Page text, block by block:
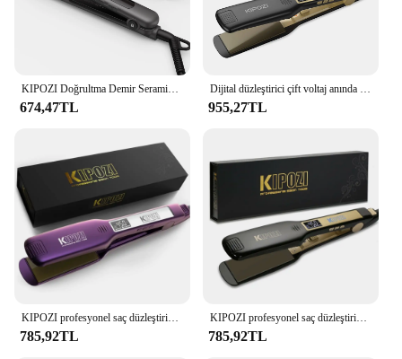
KIPOZI Doğrultma Demir Seramik Saç Düzleştirici Ayarlanabilir Sıcaklık 2 In 1 Hızlı Isıtma Düzleştirici 9 Sıcaklık LCD Emniyet Kilidi
674,47TL
Dijital düzleştirici çift voltaj anında ısıtma saç düzleştirici ile KIPOZI profesyonel titanyum LCD ekran bukle makinesi
955,27TL
KIPOZI profesyonel saç düzleştirici titanyum düzleştirici dijital LCD ekran çift voltaj anında isıtma bukle makinesi
785,92TL
KIPOZI profesyonel saç düzleştirici ve bukle makinesi dijital LCD ekran titanyum düz çift hızlı ısıtma şekillendirici aracı
785,92TL